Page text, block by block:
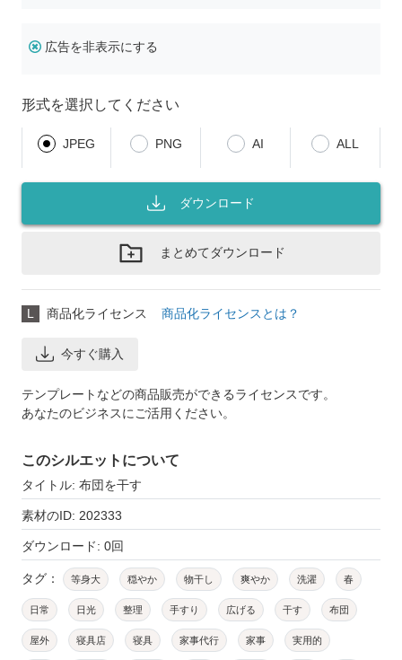
広告を非表示にする
形式を選択してください
JPEG PNG AI ALL
ダウンロード
まとめてダウンロード
L 商品化ライセンス 商品化ライセンスとは？
今すぐ購入
テンプレートなどの商品販売ができるライセンスです。
あなたのビジネスにご活用ください。
このシルエットについて
タイトル: 布団を干す
素材のID: 202333
ダウンロード: 0回
タグ： 等身大 穏やか 物干し 爽やか 洗濯 春
日常 日光 整理 手すり 広げる 干す 布団
屋外 寝具店 寝具 家事代行 家事 実用的